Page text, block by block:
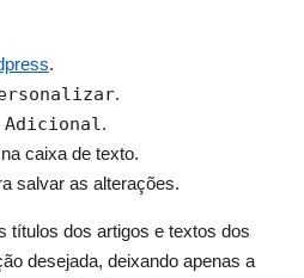
.
.
Adicional.
caixa de texto.
salvar as alterações.
títulos dos artigos e textos dos
desejada, deixando apenas a